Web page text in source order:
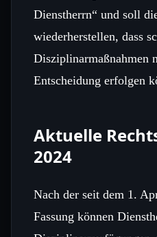
Dienstherrn“ und soll
wiederherstellen, dass
Disziplinarmaßnahmen
Entscheidung erfolgen
Aktuelle
2024
Nach der seit dem 1.
Fassung können